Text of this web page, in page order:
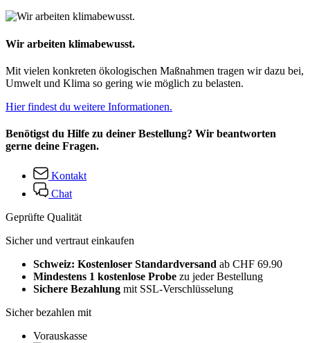
Wir arbeiten klimabewusst.
Mit vielen konkreten ökologischen Maßnahmen tragen wir dazu bei,
Umwelt und Klima so gering wie möglich zu belasten.
Hier findest du weitere Informationen.
Benötigst du Hilfe zu deiner Bestellung? Wir beantworten
gerne deine Fragen.
Kontakt
Chat
Geprüfte Qualität
Sicher und vertraut einkaufen
Schweiz: Kostenloser Standardversand ab CHF 69.90
Mindestens 1 kostenlose Probe zu jeder Bestellung
Sichere Bezahlung mit SSL-Verschlüsselung
Sicher bezahlen mit
Vorauskasse